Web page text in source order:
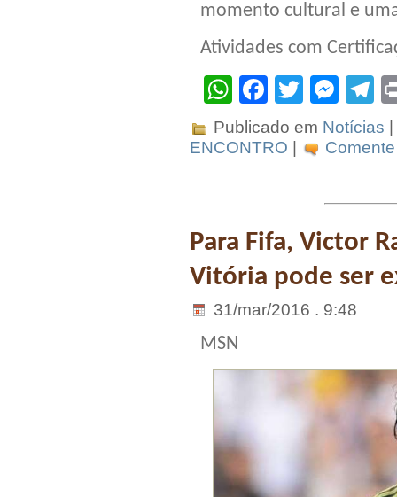
momento cultural e
Atividades com
WhatsApp
Facebook
Twitter
Publicado em Notícias
ENCONTRO
Para Fifa, Victor
Vitória pode ser
31/mar/2016 . 9:48
MSN